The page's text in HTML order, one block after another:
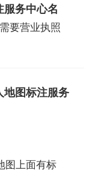
务中心名
要营业执照
图标注服务
图上面有标